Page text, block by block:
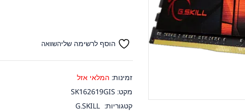
הוסף לרשימה שליהשוואה
זמינות: המלאי אזל
מקט: SK162619GIS
קטגוריות: G.SKILL